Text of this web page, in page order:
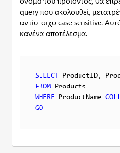
query που ακολουθεί,
αντίστοιχο case sensitive.
κανένα αποτέλεσμα.
SELECT
FROM
WHERE ProductName
GO